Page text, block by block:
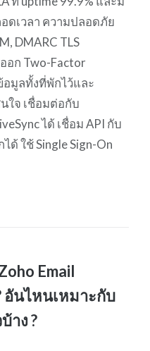
ดเวลา ความปลอดภัย
DMARC TLS
อก Two-Factor
อมูลทั้งที่พักไว้และ
ใจ เชื่อมต่อกับ
ได้ เชื่อม API กับ
ด้ ใช้ Single Sign-On
Email
อันไหนเหมาะกับ
าง ?